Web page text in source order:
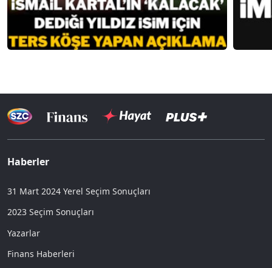
Haberler
31 Mart 2024 Yerel Seçim Sonuçları
2023 Seçim Sonuçları
Yazarlar
Finans Haberleri